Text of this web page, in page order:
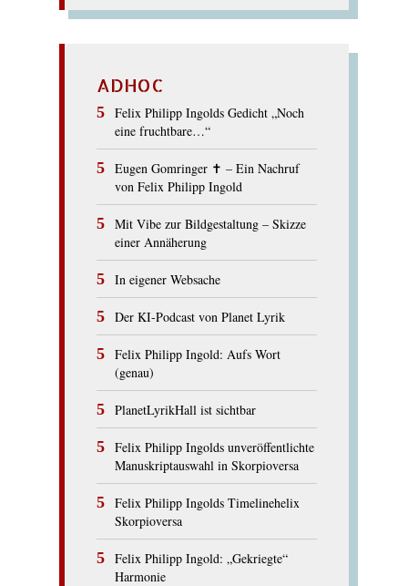
ADHOC
Felix Philipp Ingolds Gedicht „Noch
eine fruchtbare…“
Eugen Gomringer ✝︎ – Ein Nachruf
von Felix Philipp Ingold
Mit Vibe zur Bildgestaltung – Skizze
einer Annäherung
In eigener Websache
Der KI-Podcast von Planet Lyrik
Felix Philipp Ingold: Aufs Wort
(genau)
PlanetLyrikHall ist sichtbar
Felix Philipp Ingolds unveröffentlichte
Manuskriptauswahl in Skorpioversa
Felix Philipp Ingolds Timelinehelix
Skorpioversa
Felix Philipp Ingold: „Gekriegte“
Harmonie